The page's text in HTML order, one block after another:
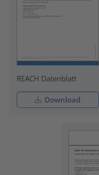
REACH Datenblatt
Download